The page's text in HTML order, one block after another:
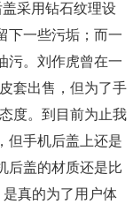
采用钻石纹理设
下一些污垢；而一
污。刘作虎曾在一
套出售，但为了手
度。到目前为止我
但手机后盖上还是
后盖的材质还是比
是真的为了用户体